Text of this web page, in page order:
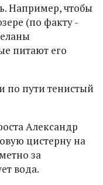
Например, чтобы
(по факту -
питают его
по пути тенистый
Александр
цистерну на
за
вода.